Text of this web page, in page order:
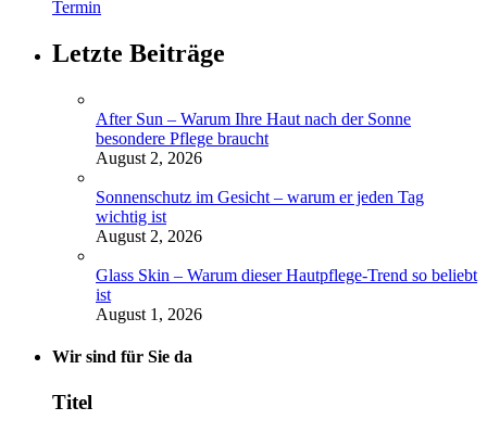
Termin
Letzte Beiträge
After Sun – Warum Ihre Haut nach der Sonne
besondere Pflege braucht
August 2, 2026
Sonnenschutz im Gesicht – warum er jeden Tag
wichtig ist
August 2, 2026
Glass Skin – Warum dieser Hautpflege-Trend so beliebt
ist
August 1, 2026
Wir sind für Sie da
Titel